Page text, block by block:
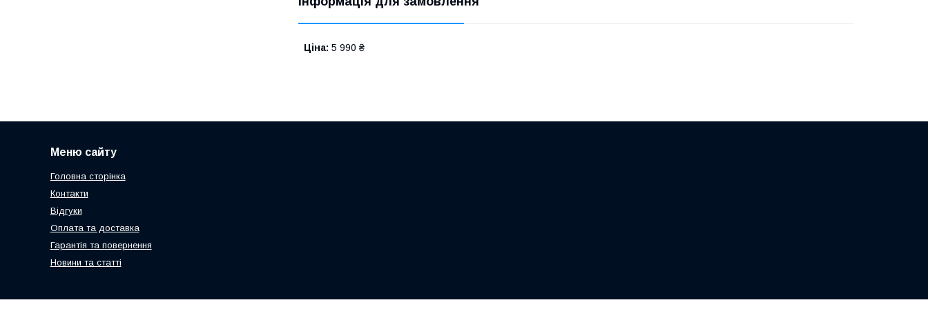
Ціна: 5 990 ₴
Меню сайту
Головна сторінка
Контакти
Відгуки
Оплата та доставка
Гарантія та повернення
Новини та статті